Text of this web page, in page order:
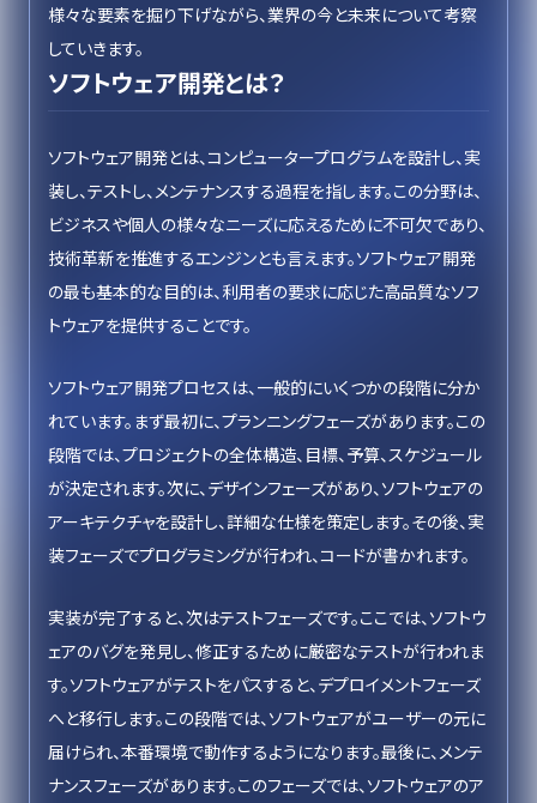
様々な要素を掘り下げながら、業界の今と未来について考察
していきます。
ソフトウェア開発とは？
ソフトウェア開発とは、コンピュータープログラムを設計し、実
装し、テストし、メンテナンスする過程を指します。この分野は、
ビジネスや個人の様々なニーズに応えるために不可欠であり、
技術革新を推進するエンジンとも言えます。ソフトウェア開発
の最も基本的な目的は、利用者の要求に応じた高品質なソフ
トウェアを提供することです。
ソフトウェア開発プロセスは、一般的にいくつかの段階に分か
れています。まず最初に、プランニングフェーズがあります。この
段階では、プロジェクトの全体構造、目標、予算、スケジュール
が決定されます。次に、デザインフェーズがあり、ソフトウェアの
アーキテクチャを設計し、詳細な仕様を策定します。その後、実
装フェーズでプログラミングが行われ、コードが書かれます。
実装が完了すると、次はテストフェーズです。ここでは、ソフトウ
ェアのバグを発見し、修正するために厳密なテストが行われま
す。ソフトウェアがテストをパスすると、デプロイメントフェーズ
へと移行します。この段階では、ソフトウェアがユーザーの元に
届けられ、本番環境で動作するようになります。最後に、メンテ
ナンスフェーズがあります。このフェーズでは、ソフトウェアのア